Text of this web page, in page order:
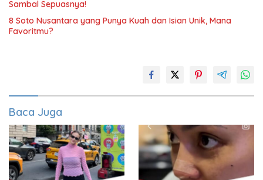
Sambal Sepuasnya!
8 Soto Nusantara yang Punya Kuah dan Isian Unik, Mana
Favoritmu?
Baca Juga